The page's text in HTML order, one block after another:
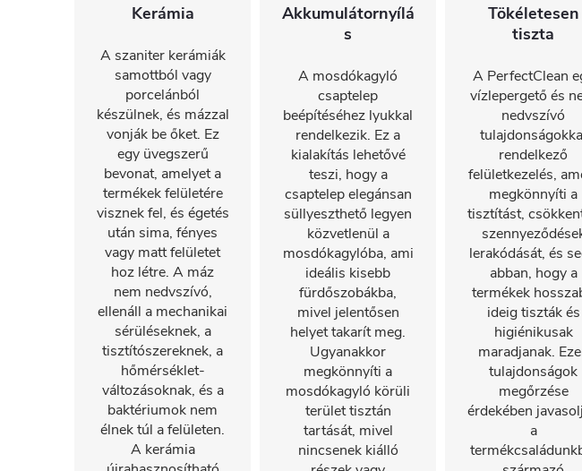
Kerámia
A szaniter kerámiák
samottból vagy
porcelánból
készülnek, és mázzal
vonják be őket. Ez
egy üvegszerű
bevonat, amelyet a
termékek felületére
visznek fel, és égetés
után sima, fényes
vagy matt felületet
hoz létre. A máz
nem nedvszívó,
ellenáll a mechanikai
sérüléseknek, a
tisztítószereknek, a
hőmérséklet-
változásoknak, és a
baktériumok nem
élnek túl a felületen.
A kerámia
Akkumulátornyílá
s
A mosdókagyló
csaptelep
beépítéséhez lyukkal
rendelkezik. Ez a
kialakítás lehetővé
teszi, hogy a
csaptelep elegánsan
süllyeszthető legyen
közvetlenül a
mosdókagylóba, ami
ideális kisebb
fürdőszobákba,
mivel jelentősen
helyet takarít meg.
Ugyanakkor
megkönnyíti a
mosdókagyló körüli
terület tisztán
tartását, mivel
nincsenek kiálló
Tökéletesen
tiszta
A PerfectClean
vízlepergető és
nedvszívó
rendelkező
felületkezelés,
megkönnyíti a
tisztítást,
lerakódását, és
abban, hogy a
termékek
ideig tiszták és
higiénikusak
maradjanak.
tulajdonságok
megőrzése
érdekében
a